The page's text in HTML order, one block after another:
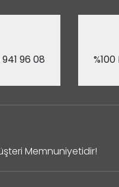
96 08
Memnuniyetidir!